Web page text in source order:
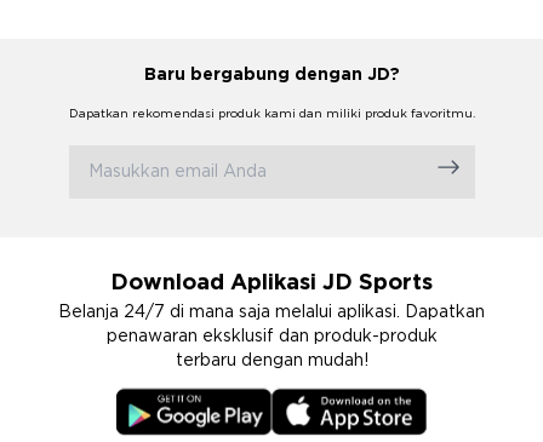
Baru bergabung dengan JD?
Dapatkan rekomendasi produk kami dan miliki produk favoritmu.
Download Aplikasi JD Sports
Belanja 24/7 di mana saja melalui aplikasi. Dapatkan
penawaran eksklusif dan produk-produk
terbaru dengan mudah!